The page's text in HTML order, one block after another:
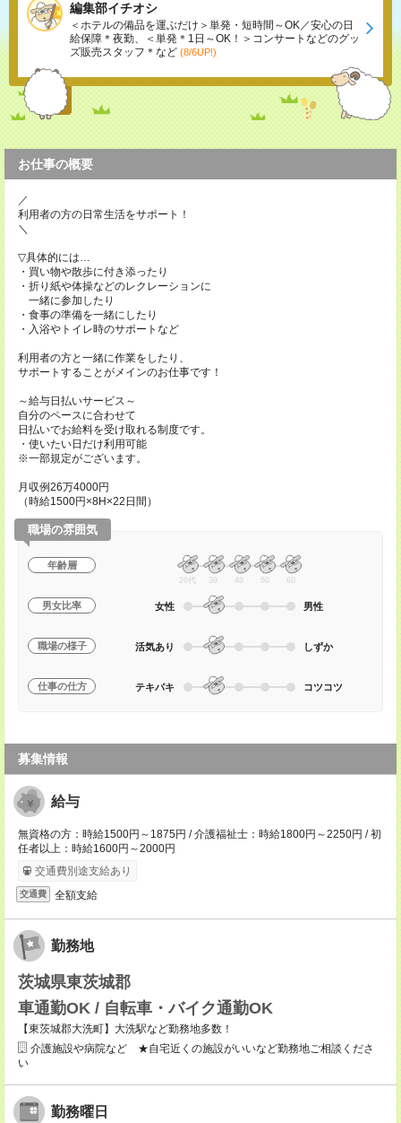
編集部イチオシ
＜ホテルの備品を運ぶだけ＞単発・短時間～OK／安心の日
給保障＊夜勤、＜単発＊1日～OK！＞コンサートなどのグッ
ズ販売スタッフ＊など (8/6UP!)
お仕事の概要
／
利用者の方の日常生活をサポート！
＼
▽具体的には…
・買い物や散歩に付き添ったり
・折り紙や体操などのレクレーションに
一緒に参加したり
・食事の準備を一緒にしたり
・入浴やトイレ時のサポートなど
利用者の方と一緒に作業をしたり、
サポートすることがメインのお仕事です！
～給与日払いサービス～
自分のペースに合わせて
日払いでお給料を受け取れる制度です。
・使いたい日だけ利用可能
※一部規定がございます。
月収例26万4000円
（時給1500円×8H×22日間）
職場の雰囲気
年齢層
20代 30 40 50 60
男女比率 女性 男性
職場の様子 活気あり しずか
仕事の仕方 テキパキ コツコツ
募集情報
給与
無資格の方：時給1500円～1875円 / 介護福祉士：時給1800円～2250円 / 初
任者以上：時給1600円～2000円
交通費別途支給あり
交通費 全額支給
勤務地
茨城県東茨城郡
車通勤OK / 自転車・バイク通勤OK
【東茨城郡大洗町】大洗駅など勤務地多数！
介護施設や病院など ★自宅近くの施設がいいなど勤務地ご相談くださ
い
勤務曜日